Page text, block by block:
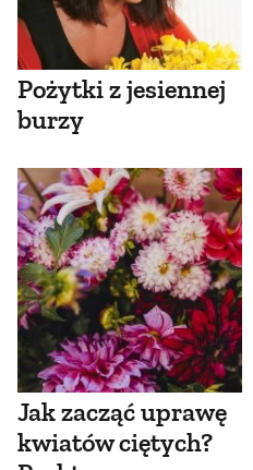
Pożytki z jesiennej
burzy
Jak zacząć uprawę
kwiatów ciętych?